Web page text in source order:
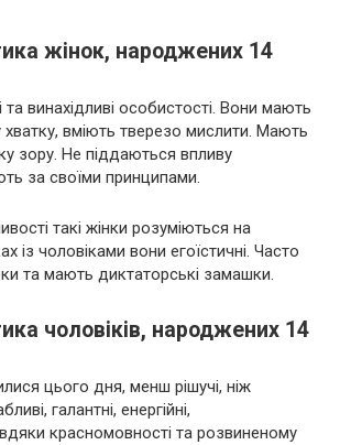
жінок, народжених 14
та винахідливі особистості. Вони мають
хватку, вміють тверезо мислити. Мають
зору. Не піддаються впливу
за своїми принципами.
такі жінки розуміються на
із чоловіками вони егоїстичні. Часто
та мають диктаторські замашки.
чоловіків, народжених 14
цього дня, менш рішучі, ніж
галантні, енергійні,
красномовності та розвиненому